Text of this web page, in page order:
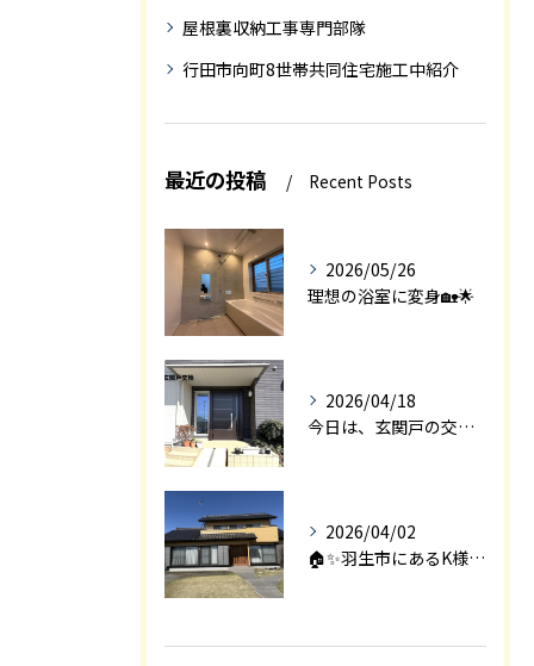
屋根裏収納工事専門部隊
行田市向町8世帯共同住宅施工中紹介
最近の投稿 Recent Posts
2026/05/26
理想の浴室に変身🏡🌟
2026/04/18
今日は、玄関戸の交換工事をご紹介します🚪✨。
2026/04/02
🏠✨羽生市にあるK様邸は、2008年に㈱エアロックで新築され...